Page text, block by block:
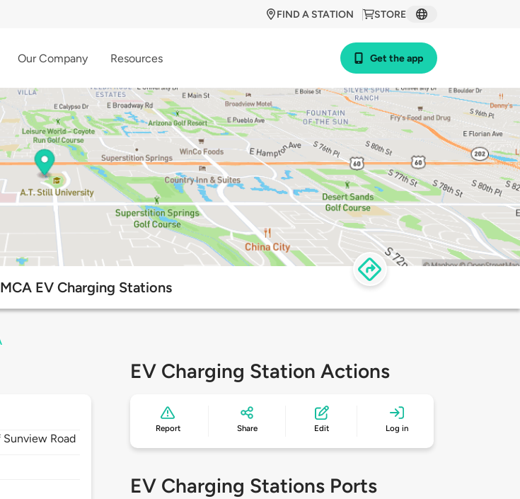
STORE
FIND A STATION
Our Company Resources Get the app
EV Charging Stations
Road
EV Charging Station Actions
Report Share Edit Log in
EV Charging Stations Ports